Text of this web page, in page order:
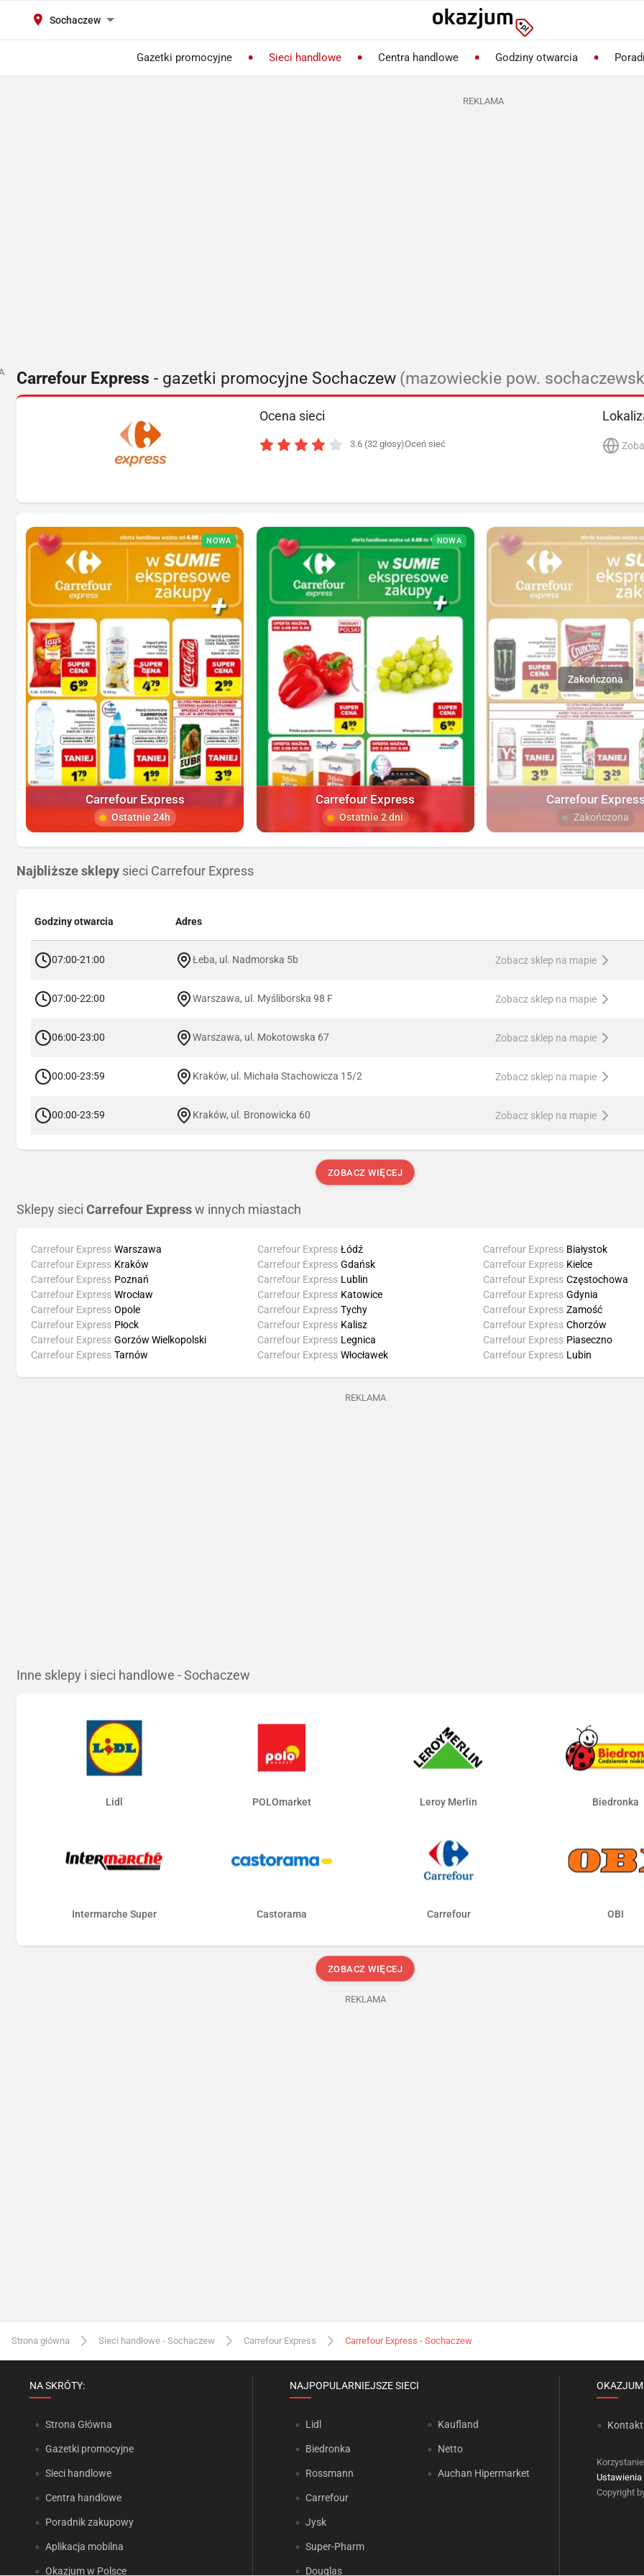
Sochaczew
Gazetki promocyjne Sieci handlowe Centra handlowe Godziny otwarcia
REKLAMA
Carrefour Express - gazetki promocyjne Sochaczew (mazowieckie pow.
Ocena sieci
3.6 (32 głosy)Oceń sieć
NOWA
Carrefour Express
Ostatnie 24h
NOWA
Carrefour Express
Ostatnie 2 dni
Carrefour
Zakończona
Najbliższe sklepy sieci Carrefour Express
Godziny otwarcia Adres
07:00-21:00 Łeba, ul. Nadmorska 5b Zobacz sklep na mapie
07:00-22:00 Warszawa, ul. Myśliborska 98 F Zobacz sklep na mapie
06:00-23:00 Warszawa, ul. Mokotowska 67 Zobacz sklep na mapie
00:00-23:59 Kraków, ul. Michała Stachowicza 15/2 Zobacz sklep na mapie
00:00-23:59 Kraków, ul. Bronowicka 60 Zobacz sklep na mapie
ZOBACZ WIĘCEJ
Sklepy sieci Carrefour Express w innych miastach
Carrefour Express Warszawa
Carrefour Express Kraków
Carrefour Express Poznań
Carrefour Express Wrocław
Carrefour Express Łódź
Carrefour Express Gdańsk
Carrefour Express Lublin
Carrefour Express Katowice
Carrefour Express Białystok
Carrefour Express Kielce
Carrefour Express Częstochowa
Carrefour Express Gdynia
Carrefour Express Opole
Carrefour Express Płock
Carrefour Express Gorzów Wielkopolski
Carrefour Express Tarnów
Carrefour Express Tychy
Carrefour Express Kalisz
Carrefour Express Legnica
Carrefour Express Włocławek
Carrefour Express Zamość
Carrefour Express Chorzów
Carrefour Express Piaseczno
Carrefour Express Lubin
REKLAMA
Inne sklepy i sieci handlowe - Sochaczew
Lidl POLOmarket Leroy Merlin Biedronka
Intermarche Super Castorama Carrefour OBI
ZOBACZ WIĘCEJ
REKLAMA
Strona główna Sieci handlowe - Sochaczew Carrefour Express Carrefour Express - Sochaczew
NA SKRÓTY:
Strona Główna
Gazetki promocyjne
Sieci handlowe
Centra handlowe
Poradnik zakupowy
Aplikacja mobilna
Okazjum w Polsce
NAJPOPULARNIEJSZE SIECI
Lidl
Biedronka
Rossmann
Carrefour
Jysk
Super-Pharm
Douglas
Kaufland
Netto
Auchan Hipermarket
Kontakt
Copyright